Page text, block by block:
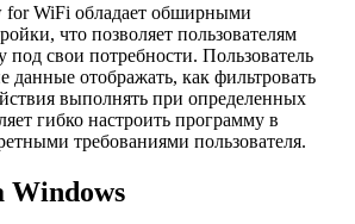
for WiFi обладает обширными
что позволяет пользователям
под свои потребности. Пользователь
данные отображать, как фильтровать
выполнять при определенных
гибко настроить программу в
требованиями пользователя.
Windows